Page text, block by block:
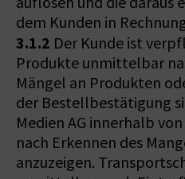
dem Kunden in
3.1.2 Der Kunde ist
Produkte unmittelbar
Mängel an Produkten
der Bestellbestätigung
Medien AG innerhalb
nach Erkennen des
anzuzeigen.